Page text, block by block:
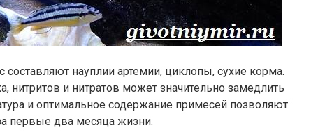
науплии артемии, циклопы, сухие корма.
нитритов и нитратов может значительно замедлить
и оптимальное содержание примесей позволяют
первые два месяца жизни.